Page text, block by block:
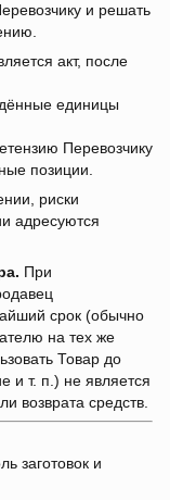
и решать
акт, после
единицы
Перевозчику
позиции.
риски
адресуются
При
срок (обычно
на тех же
Товар до
и т. п.) не является
возврата средств.
заготовок и